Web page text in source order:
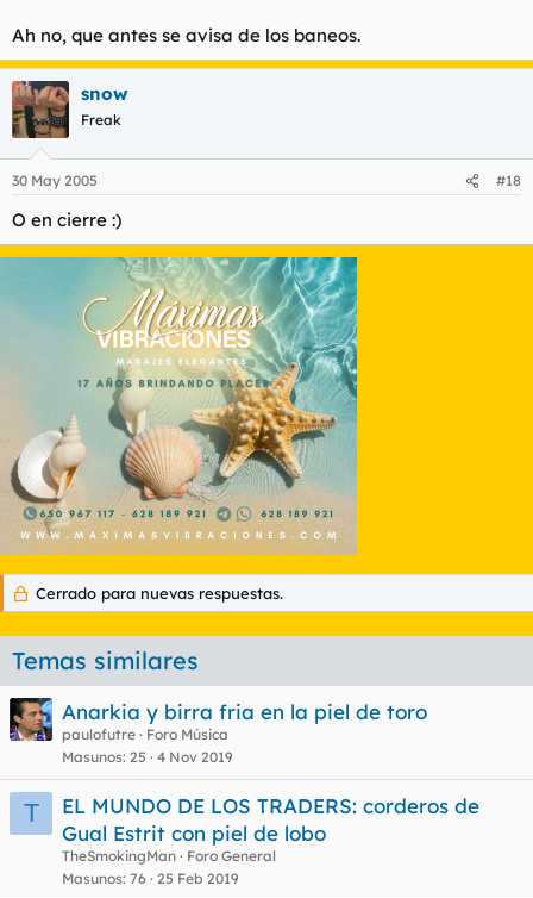
Ah no, que antes se avisa de los baneos.
snow
Freak
30 May 2005 #18
O en cierre :)
Cerrado para nuevas respuestas.
Temas similares
Anarkia y birra fria en la piel de toro
paulofutre
Foro Música
Masunos 25 4 Nov 2019
T
EL MUNDO DE LOS TRADERS: corderos de
Gual Estrit con piel de lobo
TheSmokingMan
Foro General
Masunos 76 25 Feb 2019